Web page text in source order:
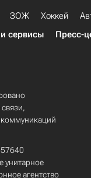
ЗОЖ Хоккей
сервисы Пресс-
унитарное
агентство